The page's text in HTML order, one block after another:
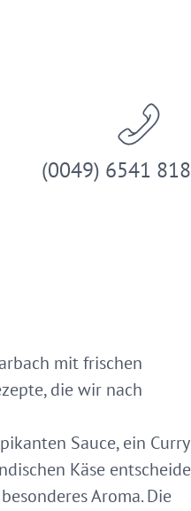
(0049) 6541
mit frischen
die wir nach
Sauce, ein Curry
Käse
Aroma. Die